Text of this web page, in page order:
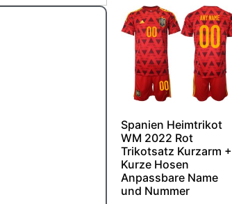
Spanien Heimtrikot
WM 2022 Rot
Trikotsatz Kurzarm +
Kurze Hosen
Anpassbare Name
und Nummer